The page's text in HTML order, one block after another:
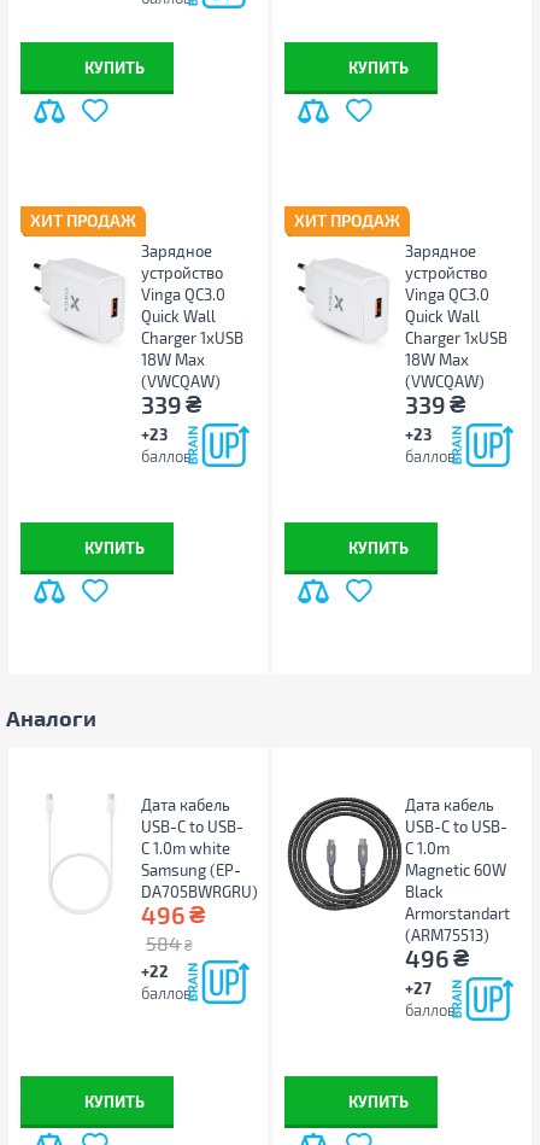
КУПИТЬ КУПИТЬ
ХИТ ПРОДАЖ
Зарядное
устройство
Vinga QC3.0
Quick Wall
Charger 1xUSB
18W Max
(VWCQAW)
339₴
+23
баллов
КУПИТЬ
ХИТ ПРОДАЖ
Зарядное
устройство
Vinga QC3.0
Quick Wall
Charger 1xUSB
18W Max
(VWCQAW)
339₴
+23
баллов
КУПИТЬ
Аналоги
Дата кабель
USB-C to USB-
C 1.0m white
Samsung (EP-
DA705BWRGRU)
496₴
584 ₴
+22
баллов
КУПИТЬ
Дата кабель
USB-C to USB-
C 1.0m
Magnetic 60W
Black
Armorstandart
(ARM75513)
496₴
+27
баллов
КУПИТЬ